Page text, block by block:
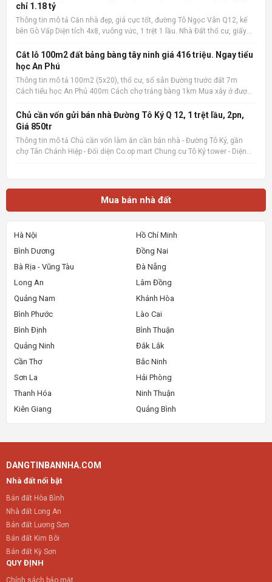
chỉ 1.18 tỷ
Thông tin mô tả Căn nhà đẹp, giá cực tốt, đường Tô Ngọc Vân Q12, kế
bên Gò Vấp Diện tích 4x8, vuông vức, 1 trệt 1 lầu. Nhà Đất thổ cư, giấy
công rộng, sân phơi. Giá cực tốt chỉ 1.1
Cắt lỗ 100m2 đất bảng bàng tây ninh giá 416 triệu. Ngay tiểu
học An Phú
Thông tin mô tả 100m2 (5x20), thổ cư, sổ sẵn Đường trước đất 7m
Cách tiểu học An Phú 400m Cách chợ trảng bàng 1km Mua xây ở được
&mdash; Sàn rao vặt nhà đất uy tín 🔗 Tin gốc + ảnh chi
Chủ cần vốn gửi bán nhà Đường Tô Ký Q 12, 1 trệt lầu, 2pn,
Giá 850tr
Thông tin mô tả Chủ cần vốn làm ăn cần bán nhà - Đường Tô Ký, gần
chợ Tân Chánh Hiệp - Đối diện Co.op mart Chung cư Tô Ký tower - Diện
Mua bán nhà đất
Hà Nội
Hồ Chí Minh
Bình Dương
Đồng Nai
Bà Rịa - Vũng Tàu
Đà Nẵng
Long An
Lâm Đồng
Quảng Nam
Khánh Hòa
Bình Phước
Lào Cai
Bình Định
Bình Thuận
Quảng Ninh
Đắk Lắk
Cần Thơ
Bắc Ninh
Sơn La
Hải Phòng
Thanh Hóa
Ninh Thuận
Kiên Giang
Quảng Bình
DANGTINBANNHA.COM
Nhà đất nổi bật
Bán đất Hòa Bình
Nhà đất Long An
Bán đất Lương Sơn
Bán đất Kim Bôi
Bán đất Kỳ Sơn
QUY ĐỊNH
Chính sách bảo mật